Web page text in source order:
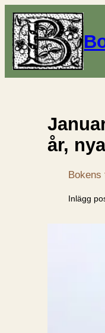
år,
Inlägg